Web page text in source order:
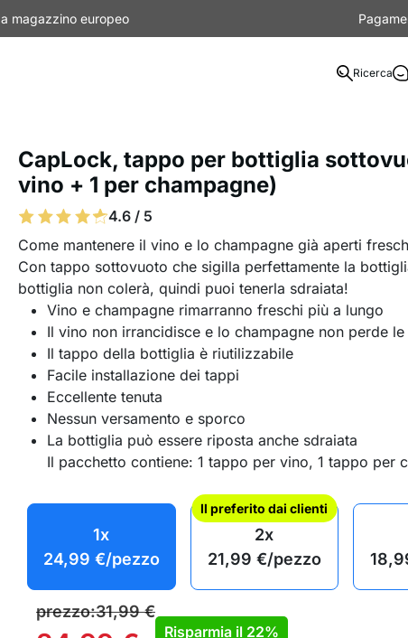
magazzino europeo
Ricerca
CapLock, tappo per bottiglia
vino + 1 per champagne)
4.6 / 5
Come mantenere il vino e lo champagne già aperti
Con tappo sottovuoto che sigilla perfettamente la
bottiglia non colerà, quindi puoi tenerla sdraiata!
Vino e champagne rimarranno freschi più a lungo
Il vino non irrancidisce e lo champagne non perde
Il tappo della bottiglia è riutilizzabile
Facile installazione dei tappi
Eccellente tenuta
Nessun versamento e sporco
La bottiglia può essere riposta anche sdraiata
Il pacchetto contiene: 1 tappo per vino, 1 tappo per
1x
24,99 €/pezzo
Il preferito dai clienti
2x
21,99 €/pezzo
prezzo:31,99€
Risparmia il 22%